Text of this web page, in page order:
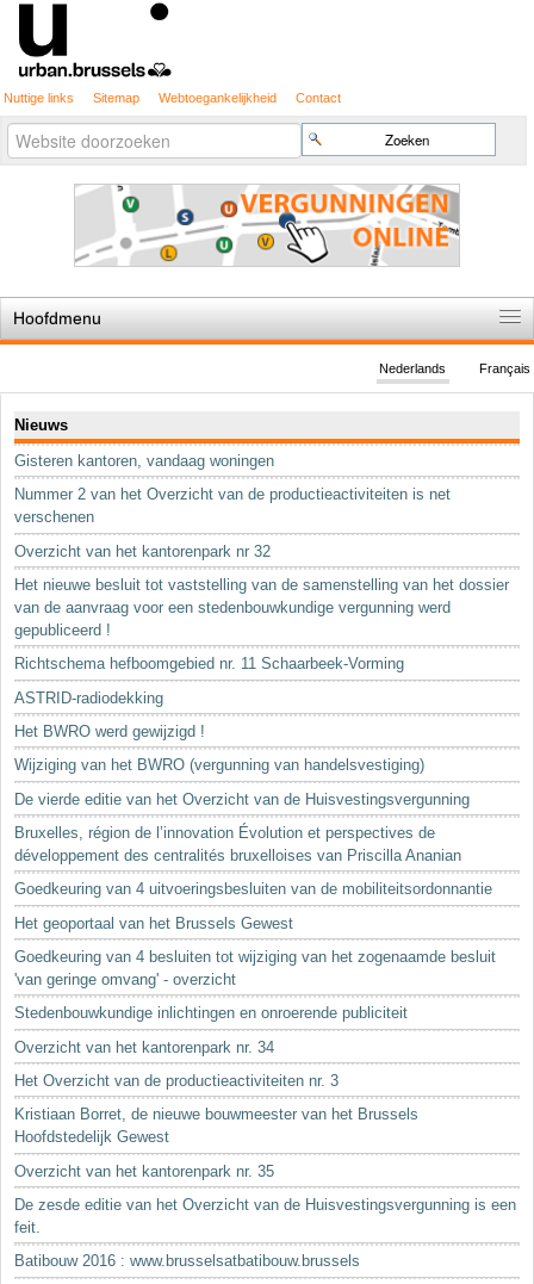
Nuttige links Sitemap Webtoegankelijkheid Contact
Zoek
Geavanceerd
zoeken...
Hoofdmenu
De spelregels
Stedenbouwkundige vergunning
Cartografie
Studies en publicaties
Sleutelwoorden
Stedenbouwkundige inlichtingen
Français
Nederlands
Nieuws
Gisteren kantoren, vandaag woningen
Nummer 2 van het Overzicht van de productieactiviteiten is net
verschenen
Overzicht van het kantorenpark nr 32
Het nieuwe besluit tot vaststelling van de samenstelling van het dossier
van de aanvraag voor een stedenbouwkundige vergunning werd
gepubliceerd !
Richtschema hefboomgebied nr. 11 Schaarbeek-Vorming
ASTRID-radiodekking
Het BWRO werd gewijzigd !
Wijziging van het BWRO (vergunning van handelsvestiging)
De vierde editie van het Overzicht van de Huisvestingsvergunning
Bruxelles, région de l’innovation Évolution et perspectives de
développement des centralités bruxelloises van Priscilla Ananian
Goedkeuring van 4 uitvoeringsbesluiten van de mobiliteitsordonnantie
Het geoportaal van het Brussels Gewest
Goedkeuring van 4 besluiten tot wijziging van het zogenaamde besluit
'van geringe omvang' - overzicht
Stedenbouwkundige inlichtingen en onroerende publiciteit
Overzicht van het kantorenpark nr. 34
Het Overzicht van de productieactiviteiten nr. 3
Kristiaan Borret, de nieuwe bouwmeester van het Brussels
Hoofdstedelijk Gewest
Overzicht van het kantorenpark nr. 35
De zesde editie van het Overzicht van de Huisvestingsvergunning is een
feit.
Batibouw 2016 : www.brusselsatbatibouw.brussels